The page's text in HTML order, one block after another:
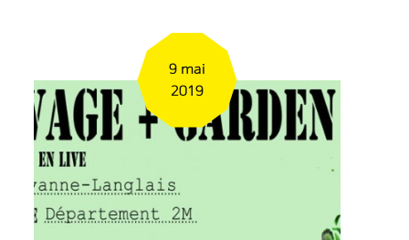
9 mai
2019